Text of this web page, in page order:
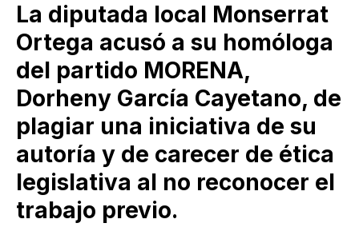
La diputada local Monserrat
Ortega acusó a su homóloga
del partido MORENA,
Dorheny García Cayetano, de
plagiar una iniciativa de su
autoría y de carecer de ética
legislativa al no reconocer el
trabajo previo.